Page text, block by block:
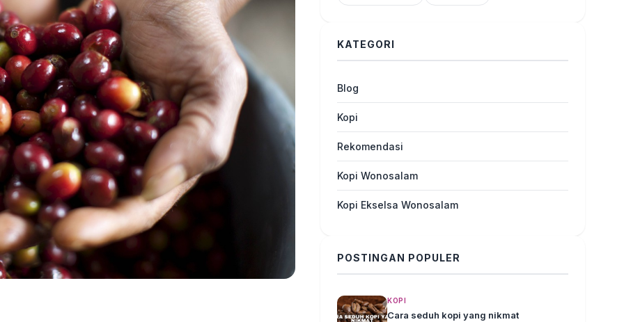
KATEGORI
Blog
Kopi
Rekomendasi
Kopi Wonosalam
Kopi Ekselsa Wonosalam
POSTINGAN POPULER
KOPI
Cara seduh kopi yang nikmat